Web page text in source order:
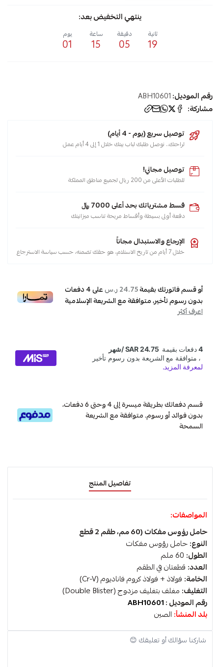
ينتهي التخفيض بعد:
19
ثانية
05
دقيقة
15
ساعة
01
يوم
رقم الموديل:ABH10601
مشاركة:
توصيل سريع (يوم - 4 أيام)
لراحتك.. نوصل طلبك لباب بيتك خلال 1 إلى 4 أيام عمل
توصيل مجاني!
للطلبات الأعلى من 200 ريال لجميع مناطق المملكة
قسط مشترياتك بحد أعلى 7000 ﷼
دفعة أولى بسيطة وأقساط مريحة تناسب ميزانيتك
الإرجاع والاستبدال مجاناً
خلال 7 أيام من تاريخ الاستلام، هو حقك تضمنه، حسب سياسة الاسترجاع
أو قسم فاتورتك بقيمة24.75 ر.س على4دفعات
بدون رسوم تأخير، متوافقة مع الشريعة الإسلامية
اعرف أكثر
قسم دفعاتك بطريقة ميسرة إلى 4 وحتى 6 دفعات،
بدون فوائد أو رسوم. متوافقة مع الشريعة
السمحة
تفاصيل المنتج
المواصفات:
حامل رؤوس مفكات (60 مم، طقم 2 قطع
النوع:حامل رؤوس مفكات
الطول:
العدد: قطعتان في الطقم
الخامة: فولاذ + فولاذ كروم فاناديوم (Cr-V)
التغليف: مغلف بتغليف مزدوج (Double Blister)
رقم الموديل :ABH10601
بلد المنشأ: الصين